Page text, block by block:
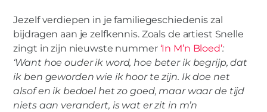
Jezelf verdiepen in je familiegeschiedenis zal
bijdragen aan je zelfkennis. Zoals de artiest Snelle
zingt in zijn nieuwste nummer ‘In M’n Bloed’:
‘Want hoe ouder ik word, hoe beter ik begrijp, dat
ik ben geworden wie ik hoor te zijn. Ik doe net
alsof en ik bedoel het zo goed, maar waar de tijd
niets aan verandert, is wat er zit in m’n